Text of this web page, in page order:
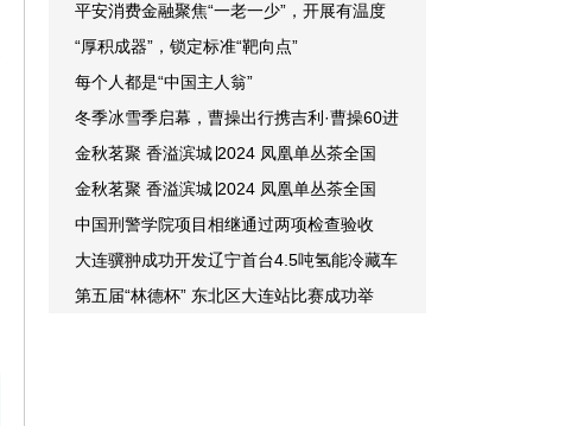
平安消费金融聚焦“一老一少”，开展有温度
“厚积成器”，锁定标准“靶向点”
每个人都是“中国主人翁”
冬季冰雪季启幕，曹操出行携吉利·曹操60进
金秋茗聚 香溢滨城∣2024 凤凰单丛茶全国
金秋茗聚 香溢滨城∣2024 凤凰单丛茶全国
中国刑警学院项目相继通过两项检查验收
大连骥翀成功开发辽宁首台4.5吨氢能冷藏车
第五届“林德杯” 东北区大连站比赛成功举